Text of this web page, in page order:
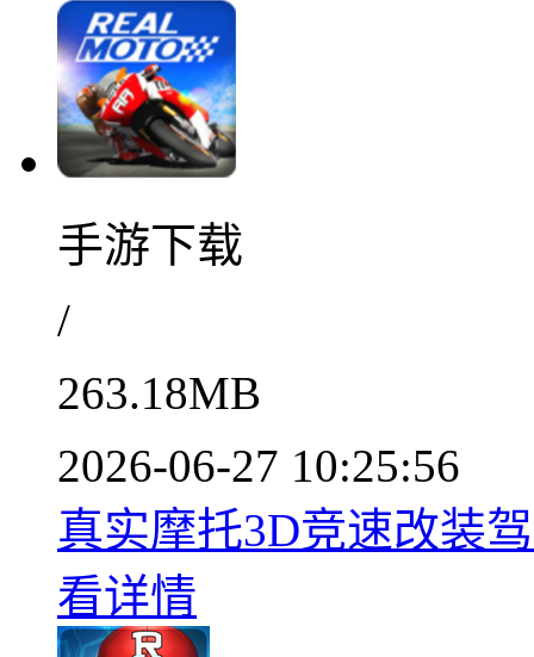
手游下载
/
263.18MB
2026-06-27 10:25:56
真实摩托3D竞速改装
看详情